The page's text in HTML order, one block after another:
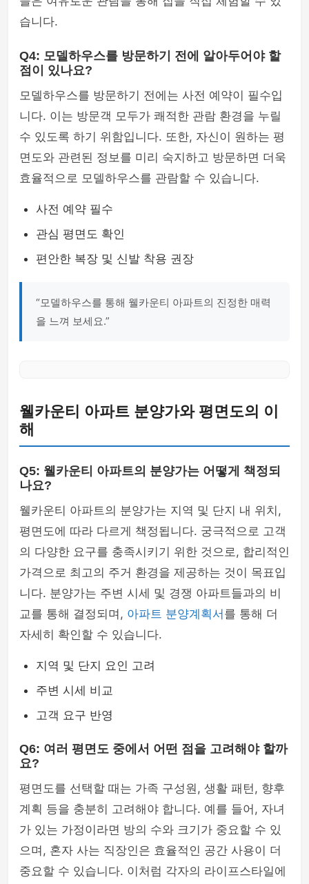
습니다.
Q4: 모델하우스를 방문하기 전에 알아두어야 할
점이 있나요?
모델하우스를 방문하기 전에는 사전 예약이 필수입
니다. 이는 방문객 모두가 쾌적한 관람 환경을 누릴
수 있도록 하기 위함입니다. 또한, 자신이 원하는 평
면도와 관련된 정보를 미리 숙지하고 방문하면 더욱
효율적으로 모델하우스를 관람할 수 있습니다.
사전 예약 필수
관심 평면도 확인
편안한 복장 및 신발 착용 권장
“모델하우스를 통해 웰카운티 아파트의 진정한 매력
을 느껴 보세요.”
웰카운티 아파트 분양가와 평면도의 이
해
Q5: 웰카운티 아파트의 분양가는 어떻게 책정되
나요?
웰카운티 아파트의 분양가는 지역 및 단지 내 위치,
평면도에 따라 다르게 책정됩니다. 궁극적으로 고객
의 다양한 요구를 충족시키기 위한 것으로, 합리적인
가격으로 최고의 주거 환경을 제공하는 것이 목표입
니다. 분양가는 주변 시세 및 경쟁 아파트들과의 비
교를 통해 결정되며, 아파트 분양계획서 를 통해 더
자세히 확인할 수 있습니다.
지역 및 단지 요인 고려
주변 시세 비교
고객 요구 반영
Q6: 여러 평면도 중에서 어떤 점을 고려해야 할까
요?
평면도를 선택할 때는 가족 구성원, 생활 패턴, 향후
계획 등을 충분히 고려해야 합니다. 예를 들어, 자녀
가 있는 가정이라면 방의 수와 크기가 중요할 수 있
으며, 혼자 사는 직장인은 효율적인 공간 사용이 더
중요할 수 있습니다. 이처럼 각자의 라이프스타일에